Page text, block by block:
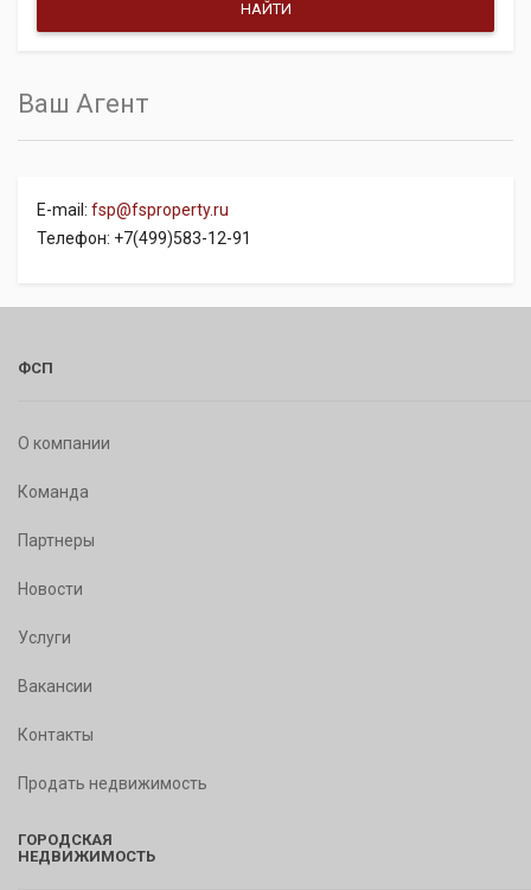
Ваш Агент
E-mail: fsp@fsproperty.ru
Телефон: +7(499)583-12-91
ФСП
О компании
Команда
Партнеры
Новости
Услуги
Вакансии
Контакты
Продать недвижимость
ГОРОДСКАЯ
НЕДВИЖИМОСТЬ